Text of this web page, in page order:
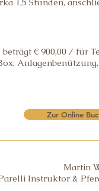
€ 900,00 / für
Zur Online
Martin
Instruktor &